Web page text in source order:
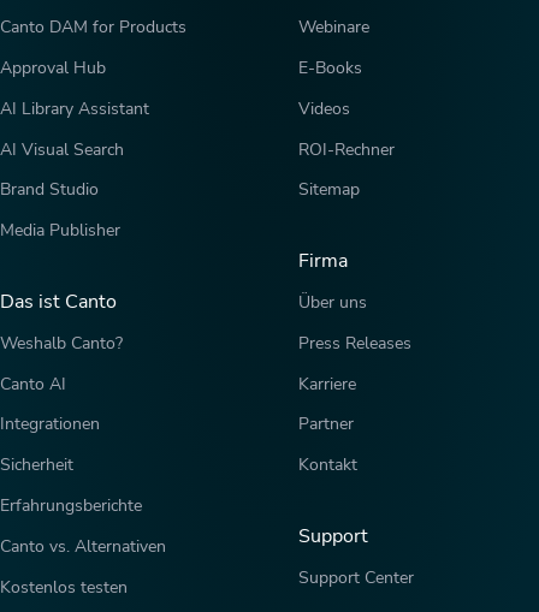
Canto DAM for Products
Approval Hub
AI Library Assistant
AI Visual Search
Brand Studio
Media Publisher
Das ist Canto
Weshalb Canto?
Canto AI
Integrationen
Sicherheit
Erfahrungsberichte
Canto vs. Alternativen
Kostenlos testen
Webinare
E-Books
Videos
ROI-Rechner
Sitemap
Firma
Über uns
Press Releases
Karriere
Partner
Kontakt
Support
Support Center